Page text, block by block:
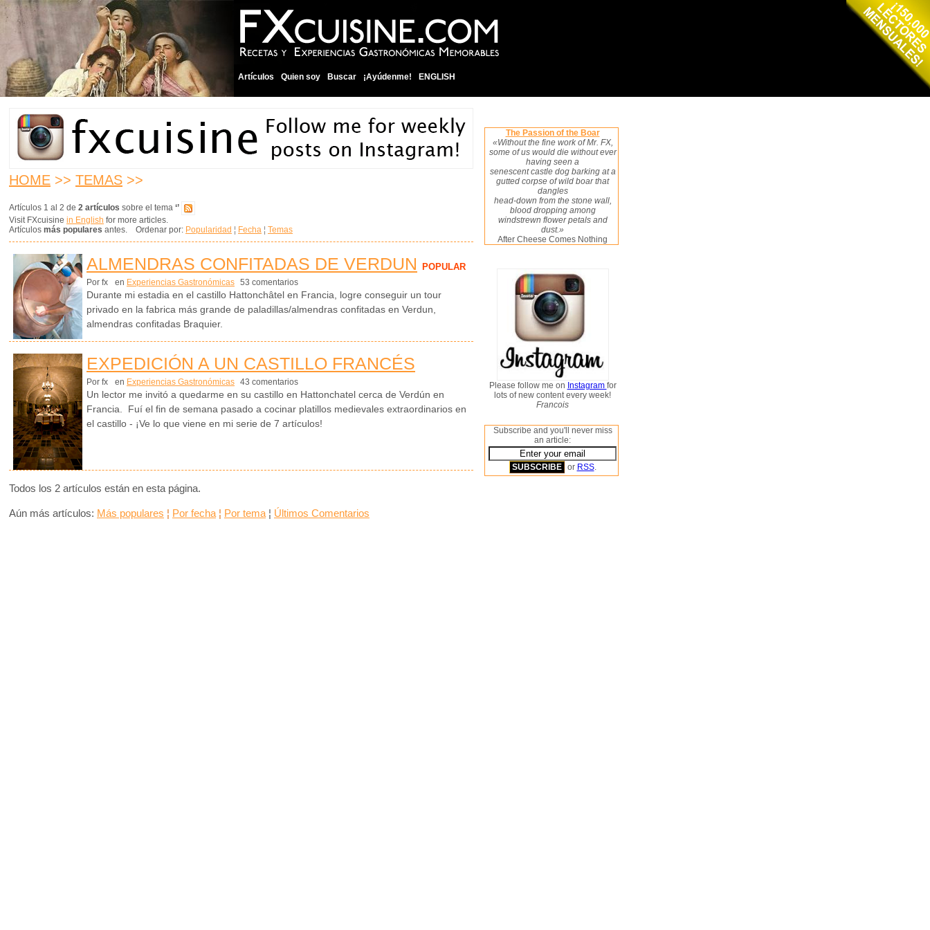
Artículos Quien soy Buscar ¡Ayúdenme! ENGLISH
HOME >> TEMAS >>
Artículos 1 al 2 de 2 artículos sobre el tema ‘’
Visit FXcuisine in English for more articles.
Artículos más populares antes. Ordenar por: Popularidad ¦ Fecha ¦ Temas
ALMENDRAS CONFITADAS DE VERDUN POPULAR
Por fx en Experiencias Gastronómicas 53 comentarios
Durante mi estadia en el castillo Hattonchâtel en Francia, logre conseguir un tour
privado en la fabrica más grande de paladillas/almendras confitadas en Verdun,
almendras confitadas Braquier.
EXPEDICIÓN A UN CASTILLO FRANCÉS
Por fx en Experiencias Gastronómicas 43 comentarios
Un lector me invitó a quedarme en su castillo en Hattonchatel cerca de Verdún en
Francia. Fuí el fin de semana pasado a cocinar platillos medievales extraordinarios en
el castillo - ¡Ve lo que viene en mi serie de 7 artículos!
Todos los 2 artículos están en esta página.
Aún más artículos: Más populares ¦ Por fecha ¦ Por tema ¦ Últimos Comentarios
The Passion of the Boar
«Without the fine work of Mr. FX,
some of us would die without ever
having seen a
senescent castle dog barking at a
gutted corpse of wild boar that
dangles
head-down from the stone wall,
blood dropping among
windstrewn flower petals and
dust.»
After Cheese Comes Nothing
Please follow me on Instagram for
lots of new content every week!
Francois
Subscribe and you'll never miss
an article:
or RSS.